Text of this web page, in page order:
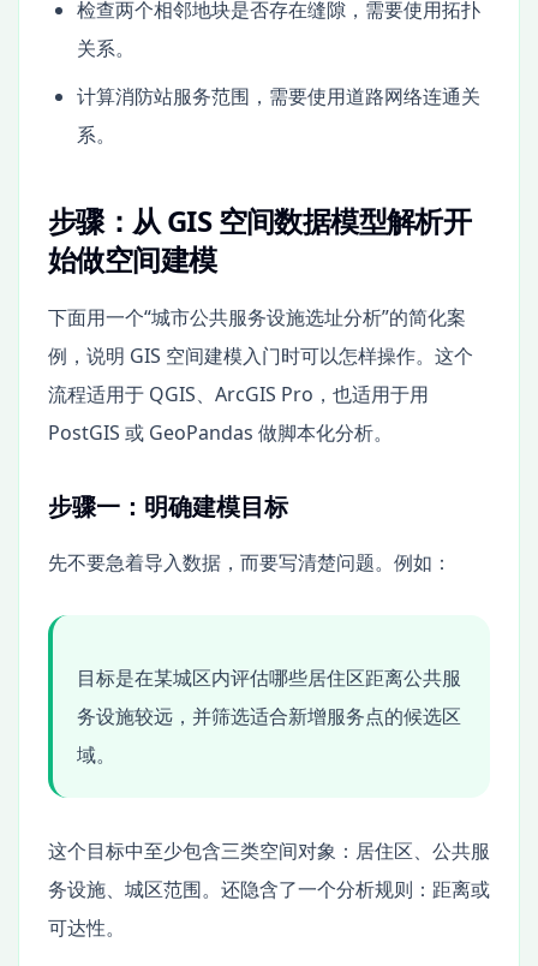
检查两个相邻地块是否存在缝隙，需要使用拓扑
关系。
计算消防站服务范围，需要使用道路网络连通关
系。
步骤：从 GIS 空间数据模型解析开
始做空间建模
下面用一个“城市公共服务设施选址分析”的简化案
例，说明 GIS 空间建模入门时可以怎样操作。这个
流程适用于 QGIS、ArcGIS Pro，也适用于用
PostGIS 或 GeoPandas 做脚本化分析。
步骤一：明确建模目标
先不要急着导入数据，而要写清楚问题。例如：
目标是在某城区内评估哪些居住区距离公共服
务设施较远，并筛选适合新增服务点的候选区
域。
这个目标中至少包含三类空间对象：居住区、公共服
务设施、城区范围。还隐含了一个分析规则：距离或
可达性。